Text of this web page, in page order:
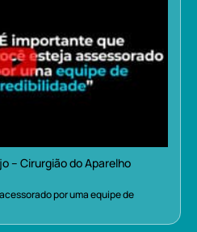
– Cirurgião do Aparelho
por uma equipe de